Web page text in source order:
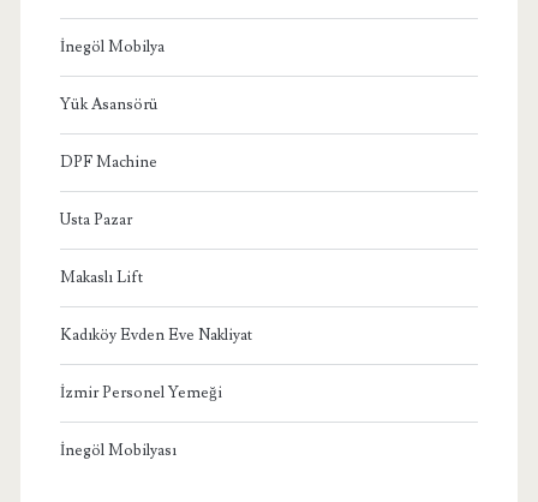
İnegöl Mobilya
Yük Asansörü
DPF Machine
Usta Pazar
Makaslı Lift
Kadıköy Evden Eve Nakliyat
İzmir Personel Yemeği
İnegöl Mobilyası